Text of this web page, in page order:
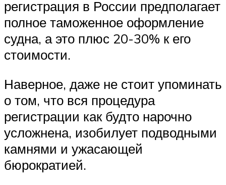
регистрация в России предполагает
полное таможенное оформление
судна, а это плюс 20-30% к его
стоимости.
Наверное, даже не стоит упоминать
о том, что вся процедура
регистрации как будто нарочно
усложнена, изобилует подводными
камнями и ужасающей
бюрократией.